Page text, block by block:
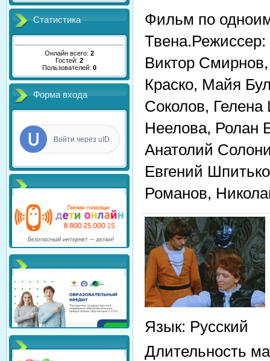
Статистика
Онлайн всего: 2
Гостей: 2
Пользователей: 0
Форма входа
Войти через uID
Фильм по
Виктор
Краско, Майя
Соколов,
Неелова, Ролан
Анатолий
Евгений
Романов,
Язык: Русский
Длительность